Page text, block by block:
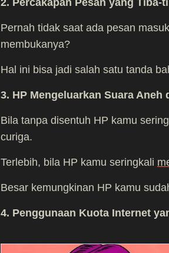
2. Percakapan Pesan yang Tiba-
Pernah tidak saat ada pesan
membukanya?
Hal ini bisa jadi salah satu tanda
3. HP Mengeluarkan Suara
Bila tanpa disentuh HP kamu
curiga.
Terlebih, bila HP kamu seringkali
Besar kemungkinan HP kamu
4. Penggunaan Kuota Internet